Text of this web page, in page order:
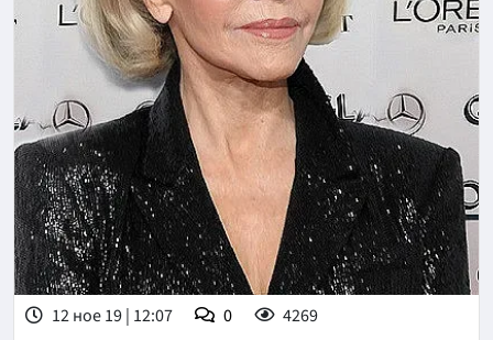
12 ное 19 | 12:07 0 4269